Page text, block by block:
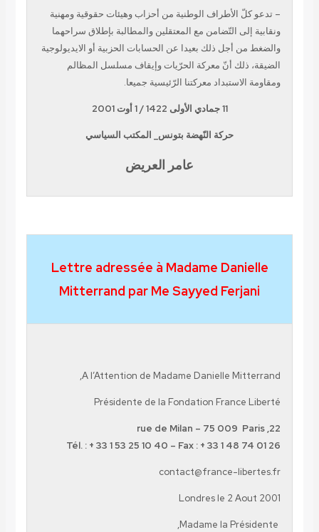
الأطراف الوطنية من أحزاب وهيئات حقوقية ومهنية
التّضامن مع المعتقلين والمطالبة بإطلاق سراحهما
أجل ذلك بعيدا عن الحسابات الحزبية أو الايديولوجية
أنّ معركة الحرّيات وإيقاف مسلسل المظالم
معركتنا الرّئيسية جميعا.
1422
/
1أوت2001
حركة النّهضة بتونس_ المكتب السياسي
Lettre adressée à Madame
Mitterrand par Me Sayyed
A l’Attention de Madame Danielle
Présidente de la Fondation
Tél. : + 33 1 53 25 10 40 – Fax : + 33 1 48
contact@france-
Londres le 2
Madame la